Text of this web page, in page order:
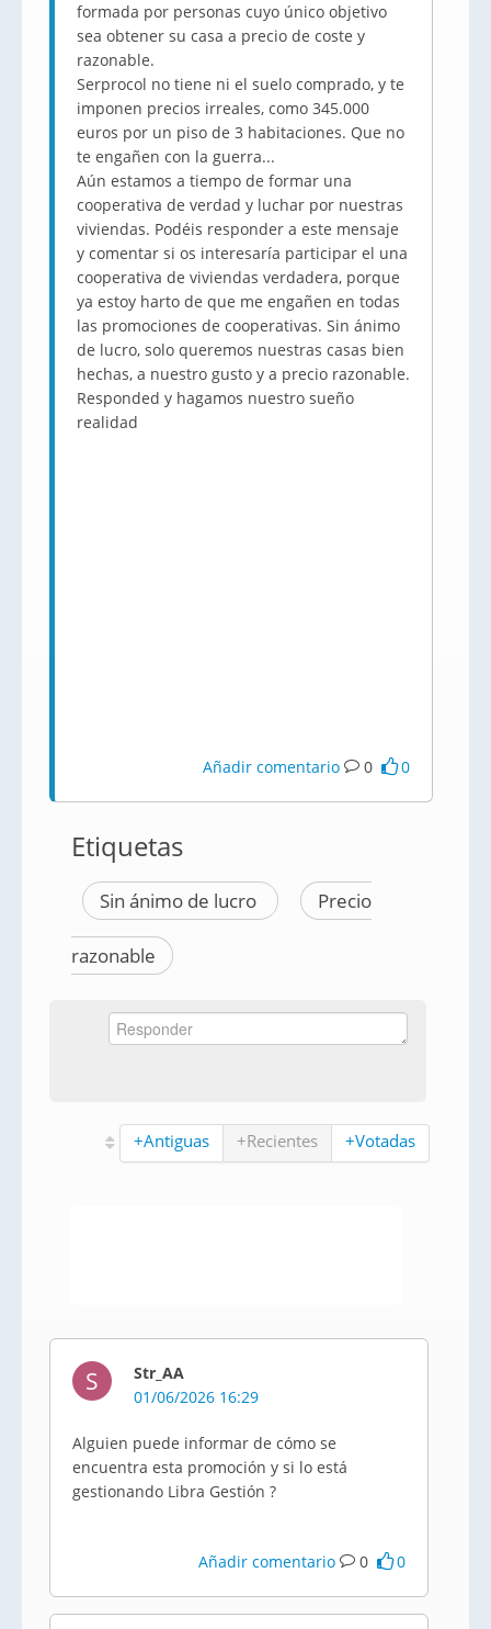
formada por personas cuyo único objetivo
sea obtener su casa a precio de coste y
razonable.
Serprocol no tiene ni el suelo comprado, y te
imponen precios irreales, como 345.000
euros por un piso de 3 habitaciones. Que no
te engañen con la guerra...
Aún estamos a tiempo de formar una
cooperativa de verdad y luchar por nuestras
viviendas. Podéis responder a este mensaje
y comentar si os interesaría participar el una
cooperativa de viviendas verdadera, porque
ya estoy harto de que me engañen en todas
las promociones de cooperativas. Sin ánimo
de lucro, solo queremos nuestras casas bien
hechas, a nuestro gusto y a precio razonable.
Responded y hagamos nuestro sueño
realidad
Añadir comentario 0 0
Etiquetas
Sin ánimo de lucro Precio
razonable
+Antiguas +Recientes +Votadas
S
Str_AA
01/06/2026 16:29
Alguien puede informar de cómo se
encuentra esta promoción y si lo está
gestionando Libra Gestión ?
Añadir comentario 0 0